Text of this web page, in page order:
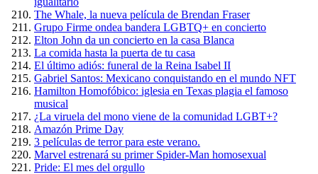
The Whale, la nueva película de Brendan Fraser
Grupo Firme ondea bandera LGBTQ+ en concierto
Elton John da un concierto en la casa Blanca
La comida hasta la puerta de tu casa
El último adiós: funeral de la Reina Isabel II
Gabriel Santos: Mexicano conquistando en el mundo NFT
Hamilton Homofóbico: iglesia en Texas plagia el famoso
musical
¿La viruela del mono viene de la comunidad LGBT+?
Amazón Prime Day
3 películas de terror para este verano.
Marvel estrenará su primer Spider-Man homosexual
Pride: El mes del orgullo